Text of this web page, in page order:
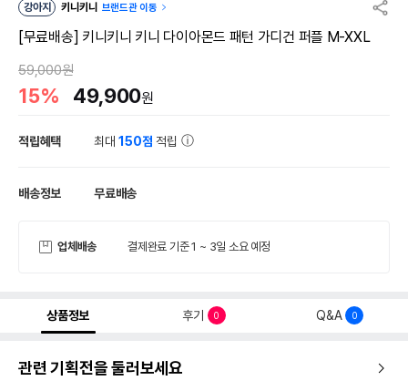
강아지 키니키니 브랜드관 이동
[무료배송] 키니키니 키니 다이아몬드 패턴 가디건 퍼플 M-XXL
59,000원
15% 49,900원
적립혜택 최대150점 적립
배송정보 무료배송
업체배송 결제완료 기준 1 ~ 3일 소요 예정
상품정보 후기 0 Q&A 0
관련 기획전을 둘러보세요